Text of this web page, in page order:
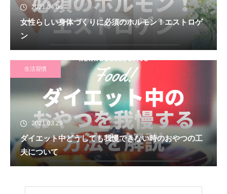
2021.04.06
女性らしい身体づくりに必須のホルモン！エストロゲ
ン
生活習慣
2021.03.29
ダイエット中どうしても我慢できない時のおやつの工
夫について